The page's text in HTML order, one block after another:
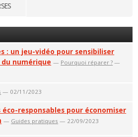
: un jeu-vidéo pour sensibiliser
numérique — Pourquoi réparer ? —
— 02/11/2023
éco-responsables pour économiser
— Guides pratiques — 22/09/2023